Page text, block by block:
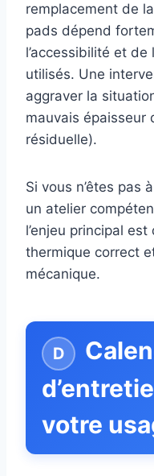
remplacement de
pads dépend
l’accessibilité et
utilisés. Une
aggraver la
mauvais épaisseur
résiduelle).
Si vous n’êtes pas
un atelier
l’enjeu principal
thermique correct
mécanique.
votre